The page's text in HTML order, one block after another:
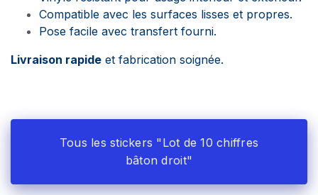
Compatible avec les surfaces lisses et propres.
Pose facile avec transfert fourni.
Livraison rapide et fabrication soignée.
Tous les stickers "Lot de 10 chiffres
bâton droit"